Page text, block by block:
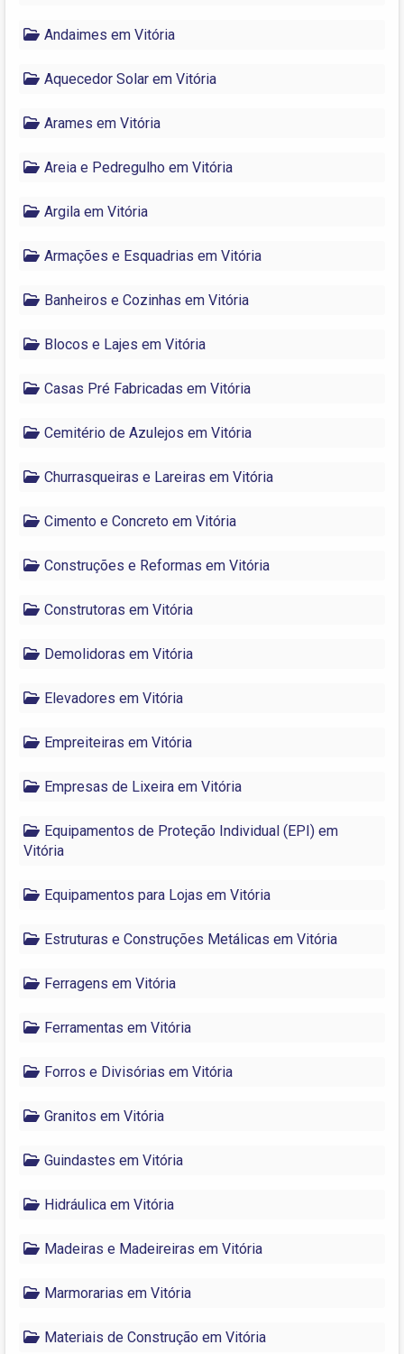
Andaimes em Vitória
Aquecedor Solar em Vitória
Arames em Vitória
Areia e Pedregulho em Vitória
Argila em Vitória
Armações e Esquadrias em Vitória
Banheiros e Cozinhas em Vitória
Blocos e Lajes em Vitória
Casas Pré Fabricadas em Vitória
Cemitério de Azulejos em Vitória
Churrasqueiras e Lareiras em Vitória
Cimento e Concreto em Vitória
Construções e Reformas em Vitória
Construtoras em Vitória
Demolidoras em Vitória
Elevadores em Vitória
Empreiteiras em Vitória
Empresas de Lixeira em Vitória
Equipamentos de Proteção Individual (EPI) em
Vitória
Equipamentos para Lojas em Vitória
Estruturas e Construções Metálicas em Vitória
Ferragens em Vitória
Ferramentas em Vitória
Forros e Divisórias em Vitória
Granitos em Vitória
Guindastes em Vitória
Hidráulica em Vitória
Madeiras e Madeireiras em Vitória
Marmorarias em Vitória
Materiais de Construção em Vitória